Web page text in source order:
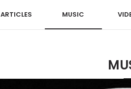
ARTICLES MUSIC